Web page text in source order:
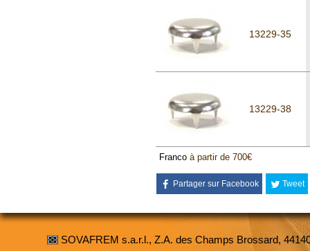
13229-35
13229-38
Franco à partir de 700€
Partager sur Facebook Tweet
SOVAFREM s.a.r.l., Z.A. des Champs Brossard,